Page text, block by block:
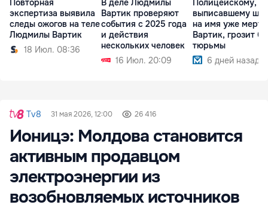
Повторная
экспертиза выявила
следы ожогов на теле
Людмилы Вартик
18 Июл. 08:36
В деле Людмилы
Вартик проверяют
события с 2025 года
и действия
нескольких человек
16 Июл. 20:09
Полицейскому,
выписавшему
на имя уже
Вартик, грозит 6
тюрьмы
6 дней назад
Tv8 31 мая 2026, 12:00 26 416
Ионицэ: Молдова становится
активным продавцом
электроэнергии из
возобновляемых источников